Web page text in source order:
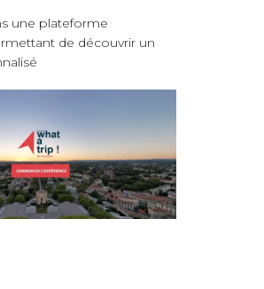
une plateforme
de découvrir un